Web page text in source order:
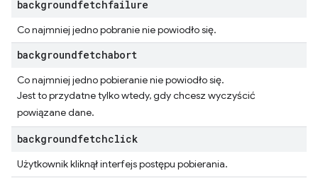
backgroundfetchfailure
Co najmniej jedno pobranie nie powiodło się.
backgroundfetchabort
Co najmniej jedno pobieranie nie powiodło się.
Jest to przydatne tylko wtedy, gdy chcesz wyczyścić
powiązane dane.
backgroundfetchclick
Użytkownik kliknął interfejs postępu pobierania.